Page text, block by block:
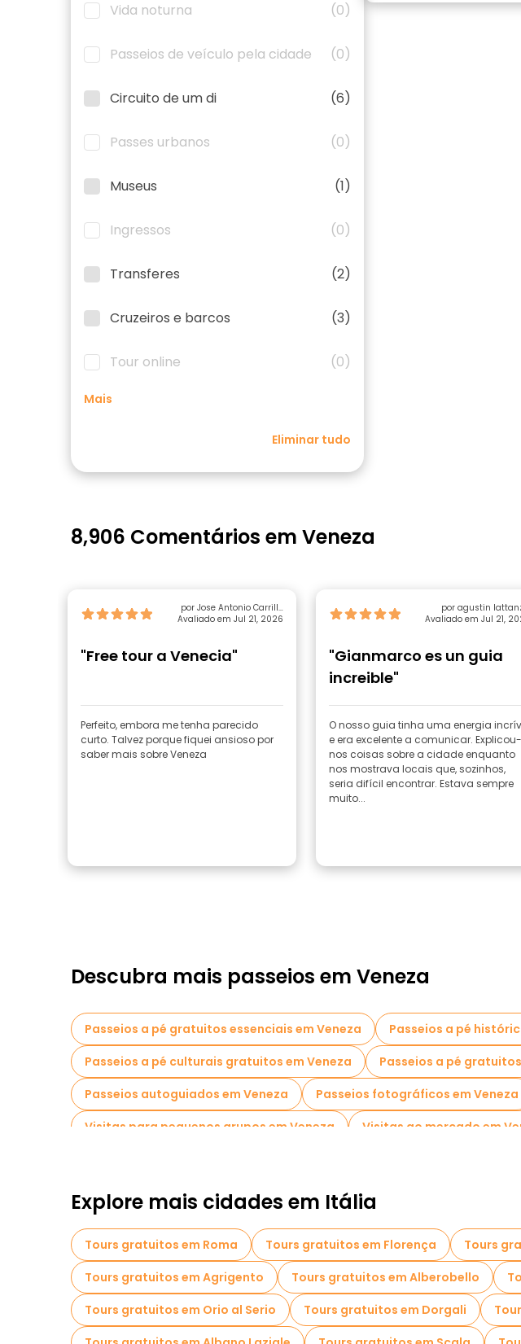
Vida noturna (0)
Passeios de veículo pela cidade (0)
Circuito de um di (6)
Passes urbanos (0)
Museus (1)
Ingressos (0)
Transferes (2)
Cruzeiros e barcos (3)
Tour online (0)
Mais
Eliminar tudo
8,906 Comentários em Veneza
por Jose Antonio Carrillo
Felipe
Avaliado em Jul 21, 2026
"Free tour a Venecia"
Perfeito, embora me tenha parecido
curto. Talvez porque fiquei ansioso por
saber mais sobre Veneza
por agustin
Avaliado em Jul 21,
"Gianmarco es un guia
increible"
O nosso guia tinha uma energia
e era excelente a comunicar. Explicou-
nos coisas sobre a cidade enquanto
nos mostrava locais que, sozinhos,
seria difícil encontrar. Estava sempre
muito...
Descubra mais passeios em Veneza
Passeios a pé gratuitos essenciais em Veneza Passeios a pé
Passeios a pé culturais gratuitos em Veneza
Passeios a pé
Passeios autoguiados em Veneza
Passeios fotográficos em Veneza
Visitas para pequenos grupos em Veneza
Visitas ao mercado em
Passeios gratuitos perto Saint Mark's Basilica
Explore mais cidades em Itália
Tours gratuitos em Roma Tours gratuitos em Florença Tours
Tours gratuitos em Agrigento
Tours gratuitos em Alberobello
Tours gratuitos em Orio al Serio
Tours gratuitos em Dorgali